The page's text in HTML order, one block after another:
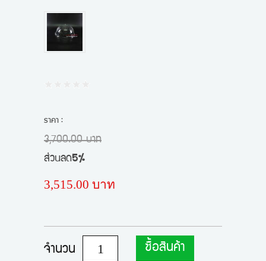
ราคา :
3,700.00 บาท
ส่วนลด5%
3,515.00 บาท
จำนวน ซื้อสินค้า